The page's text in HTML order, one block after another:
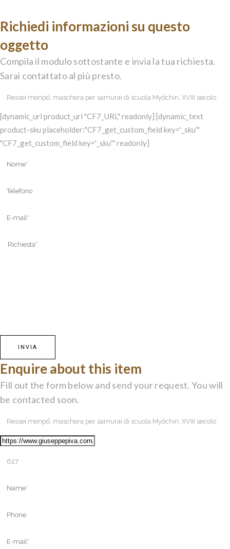
Richiedi informazioni su questo
oggetto
Compila il modulo sottostante e invia la tua richiesta.
Sarai contattato al più presto.
[dynamic_url product_url "CF7_URL" readonly] [dynamic_text
product-sku placeholder:"CF7_get_custom_field key='_sku'"
"CF7_get_custom_field key='_sku'" readonly]
Enquire about this item
Fill out the form below and send your request. You will
be contacted soon.